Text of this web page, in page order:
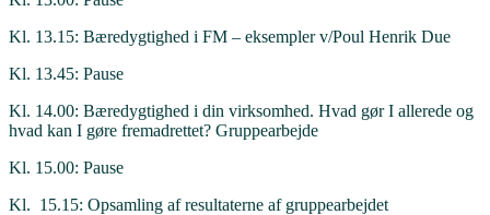
Kl. 13.15: Bæredygtighed i FM – eksempler v/Poul Henrik Due
Kl. 13.45: Pause
Kl. 14.00: Bæredygtighed i din virksomhed. Hvad gør I allerede og
hvad kan I gøre fremadrettet? Gruppearbejde
Kl. 15.00: Pause
Kl. 15.15: Opsamling af resultaterne af gruppearbejdet